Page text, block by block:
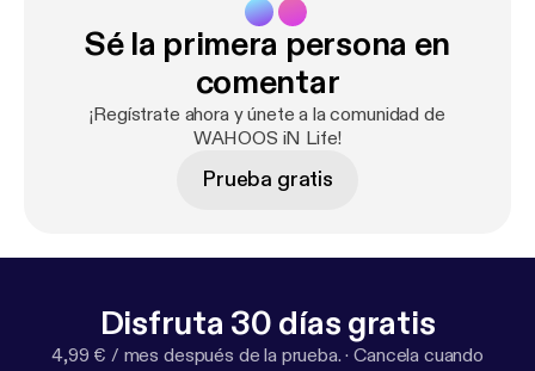
Sé la primera persona en
comentar
¡Regístrate ahora y únete a la comunidad de
WAHOOS iN Life!
Prueba gratis
Disfruta 30 días gratis
4,99 € / mes después de la prueba. ·Cancela cuando